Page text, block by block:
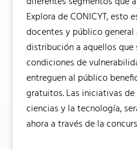
Explora de CONICYT, esto
docentes y público
distribución a aquellos que
condiciones de
entreguen al público
gratuitos. Las iniciativas
ciencias y la tecnología,
ahora a través de la